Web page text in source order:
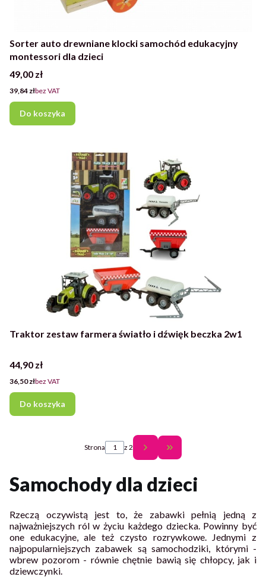
Sorter auto drewniane klocki samochód edukacyjny
montessori dla dzieci
Cena
49,00 zł
Cena
39,84 złbez VAT
Do koszyka
Traktor zestaw farmera światło i dźwięk beczka 2w1
Cena
44,90 zł
Cena
36,50 złbez VAT
Do koszyka
Strona z 2 Przejdź do ostatniej
Samochody dla dzieci
Rzeczą oczywistą jest to, że zabawki pełnią jedną z
najważniejszych ról w życiu każdego dziecka. Powinny być
one edukacyjne, ale też czysto rozrywkowe. Jednymi z
najpopularniejszych zabawek są samochodziki, którymi -
wbrew pozorom - równie chętnie bawią się chłopcy, jak i
dziewczynki.